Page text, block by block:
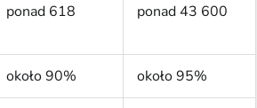
ponad 618 ponad 43 600
około 90% około 95%